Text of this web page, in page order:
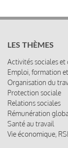
LES THÈMES
Activités sociales
Emploi, formation
Organisation du
Protection sociale
Relations sociales
Rémunération
Santé au travail
Vie économique,